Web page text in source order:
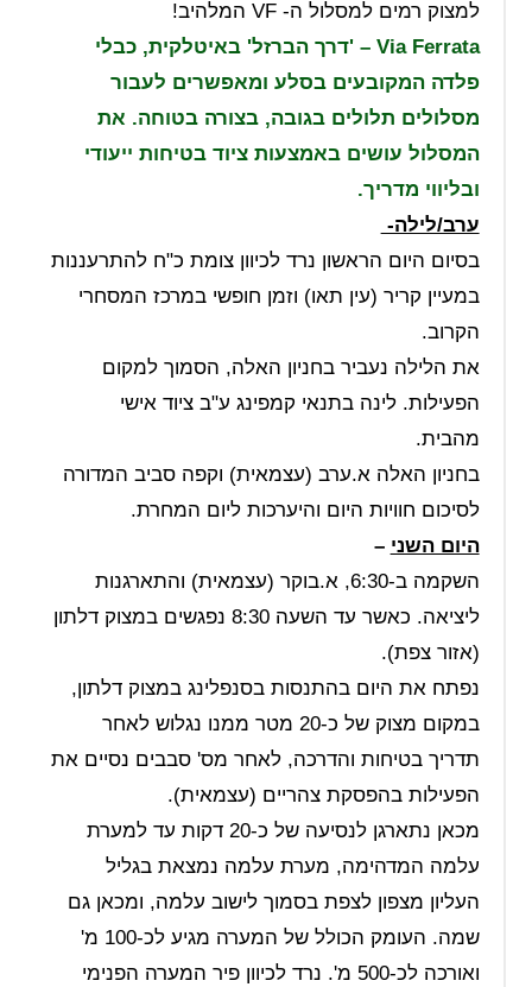
למצוק רמים למסלול ה- VF המלהיב!
Via Ferrata – 'דרך הברזל' באיטלקית, כבלי
פלדה המקובעים בסלע ומאפשרים לעבור
מסלולים תלולים בגובה, בצורה בטוחה. את
המסלול עושים באמצעות ציוד בטיחות ייעודי
ובליווי מדריך.
ערב/לילה-
בסיום היום הראשון נרד לכיוון צומת כ"ח להתרעננות
במעיין קריר (עין תאו) וזמן חופשי במרכז המסחרי
הקרוב.
את הלילה נעביר בחניון האלה, הסמוך למקום
הפעילות. לינה בתנאי קמפינג ע"ב ציוד אישי
מהבית.
בחניון האלה א.ערב (עצמאית) וקפה סביב המדורה
לסיכום חוויות היום והיערכות ליום המחרת.
היום השני –
השקמה ב-6:30, א.בוקר (עצמאית) והתארגנות
ליציאה. כאשר עד השעה 8:30 נפגשים במצוק דלתון
(אזור צפת).
נפתח את היום בהתנסות בסנפלינג במצוק דלתון,
במקום מצוק של כ-20 מטר ממנו נגלוש לאחר
תדריך בטיחות והדרכה, לאחר מס' סבבים נסיים את
הפעילות בהפסקת צהריים (עצמאית).
מכאן נתארגן לנסיעה של כ-20 דקות עד למערת
עלמה המדהימה, מערת עלמה נמצאת בגליל
העליון מצפון לצפת בסמוך לישוב עלמה, ומכאן גם
שמה. העומק הכולל של המערה מגיע לכ-100 מ'
ואורכה לכ-500 מ'. נרד לכיוון פיר המערה הפנימי